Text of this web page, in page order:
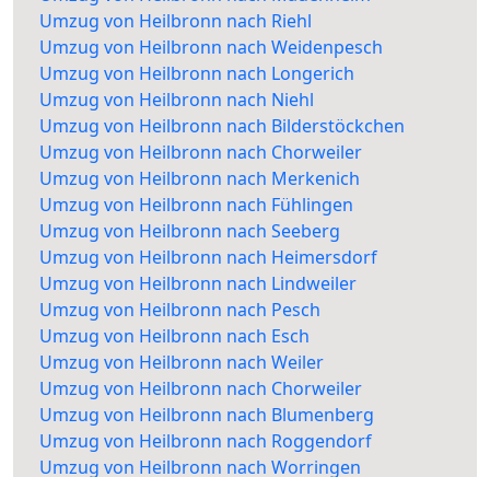
Umzug von Heilbronn nach Riehl
Umzug von Heilbronn nach Weidenpesch
Umzug von Heilbronn nach Longerich
Umzug von Heilbronn nach Niehl
Umzug von Heilbronn nach Bilderstöckchen
Umzug von Heilbronn nach Chorweiler
Umzug von Heilbronn nach Merkenich
Umzug von Heilbronn nach Fühlingen
Umzug von Heilbronn nach Seeberg
Umzug von Heilbronn nach Heimersdorf
Umzug von Heilbronn nach Lindweiler
Umzug von Heilbronn nach Pesch
Umzug von Heilbronn nach Esch
Umzug von Heilbronn nach Weiler
Umzug von Heilbronn nach Chorweiler
Umzug von Heilbronn nach Blumenberg
Umzug von Heilbronn nach Roggendorf
Umzug von Heilbronn nach Worringen